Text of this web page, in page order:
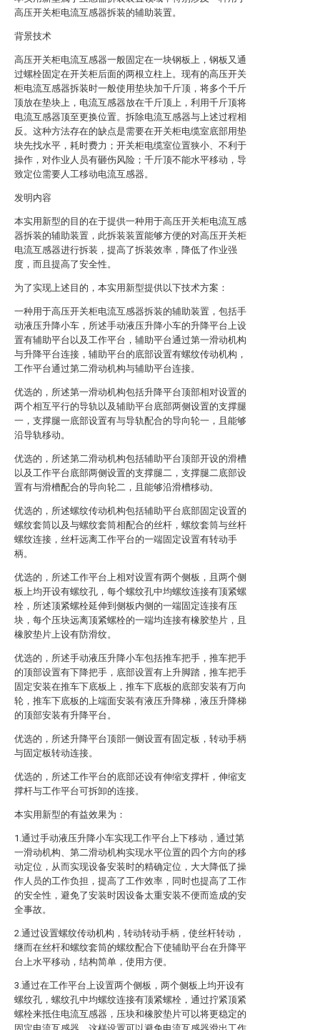
高压开关柜电流互感器拆装的辅助装置。
背景技术
高压开关柜电流互感器一般固定在一块钢板上，钢板又通
过螺栓固定在开关柜后面的两根立柱上。现有的高压开关
柜电流互感器拆装时一般使用垫块加千斤顶，将多个千斤
顶放在垫块上，电流互感器放在千斤顶上，利用千斤顶将
电流互感器顶至更换位置。拆除电流互感器与上述过程相
反。这种方法存在的缺点是需要在开关柜电缆室底部用垫
块先找水平，耗时费力；开关柜电缆室位置狭小、不利于
操作，对作业人员有砸伤风险；千斤顶不能水平移动，导
致定位需要人工移动电流互感器。
发明内容
本实用新型的目的在于提供一种用于高压开关柜电流互感
器拆装的辅助装置，此拆装装置能够方便的对高压开关柜
电流互感器进行拆装，提高了拆装效率，降低了作业强
度，而且提高了安全性。
为了实现上述目的，本实用新型提供以下技术方案：
一种用于高压开关柜电流互感器拆装的辅助装置，包括手
动液压升降小车，所述手动液压升降小车的升降平台上设
置有辅助平台以及工作平台，辅助平台通过第一滑动机构
与升降平台连接，辅助平台的底部设置有螺纹传动机构，
工作平台通过第二滑动机构与辅助平台连接。
优选的，所述第一滑动机构包括升降平台顶部相对设置的
两个相互平行的导轨以及辅助平台底部两侧设置的支撑腿
一，支撑腿一底部设置有与导轨配合的导向轮一，且能够
沿导轨移动。
优选的，所述第二滑动机构包括辅助平台顶部开设的滑槽
以及工作平台底部两侧设置的支撑腿二，支撑腿二底部设
置有与滑槽配合的导向轮二，且能够沿滑槽移动。
优选的，所述螺纹传动机构包括辅助平台底部固定设置的
螺纹套筒以及与螺纹套筒相配合的丝杆，螺纹套筒与丝杆
螺纹连接，丝杆远离工作平台的一端固定设置有转动手
柄。
优选的，所述工作平台上相对设置有两个侧板，且两个侧
板上均开设有螺纹孔，每个螺纹孔中均螺纹连接有顶紧螺
栓，所述顶紧螺栓延伸到侧板内侧的一端固定连接有压
块，每个压块远离顶紧螺栓的一端均连接有橡胶垫片，且
橡胶垫片上设有防滑纹。
优选的，所述手动液压升降小车包括推车把手，推车把手
的顶部设置有下降把手，底部设置有上升脚踏，推车把手
固定安装在推车下底板上，推车下底板的底部安装有万向
轮，推车下底板的上端面安装有液压升降梯，液压升降梯
的顶部安装有升降平台。
优选的，所述升降平台顶部一侧设置有固定板，转动手柄
与固定板转动连接。
优选的，所述工作平台的底部还设有伸缩支撑杆，伸缩支
撑杆与工作平台可拆卸的连接。
本实用新型的有益效果为：
1.通过手动液压升降小车实现工作平台上下移动，通过第
一滑动机构、第二滑动机构实现水平位置的四个方向的移
动定位，从而实现设备安装时的精确定位，大大降低了操
作人员的工作负担，提高了工作效率，同时也提高了工作
的安全性，避免了安装时因设备太重安装不便而造成的安
全事故。
2.通过设置螺纹传动机构，转动转动手柄，使丝杆转动，
继而在丝杆和螺纹套筒的螺纹配合下使辅助平台在升降平
台上水平移动，结构简单，使用方便。
3.通过在工作平台上设置两个侧板，两个侧板上均开设有
螺纹孔，螺纹孔中均螺纹连接有顶紧螺栓，通过拧紧顶紧
螺栓来抵住电流互感器，压块和橡胶垫片可以将更稳定的